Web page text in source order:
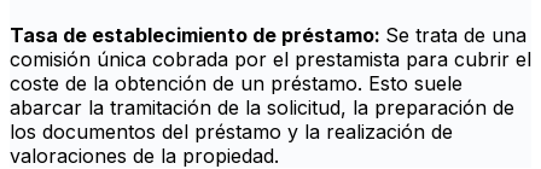
Tasa de establecimiento de préstamo: Se trata de una
comisión única cobrada por el prestamista para cubrir el
coste de la obtención de un préstamo. Esto suele
abarcar la tramitación de la solicitud, la preparación de
los documentos del préstamo y la realización de
valoraciones de la propiedad.